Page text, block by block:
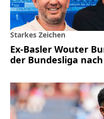
Starkes Zeichen
Ex-Basler Wouter
der Bundesliga